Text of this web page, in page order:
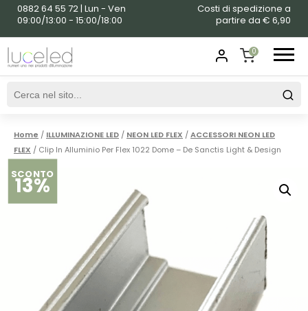
0882 64 55 72 | Lun - Ven
09:00/13:00 - 15:00/18:00
Costi di spedizione a
partire da € 6,90
0
SHOPPING
Home / ILLUMINAZIONE LED / NEON LED FLEX /ACCESSORI NEON LED
FLEX / Clip In Alluminio Per Flex 1022 Dome – De Sanctis Light & Design
SCONTO
13%